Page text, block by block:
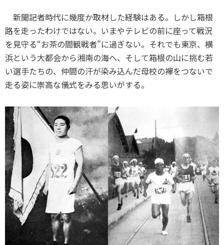
メールマガジン
「SSFニュース」
会員登録
アクセス
個人情報保護方針
ソーシャルメディア運営方針
© 2020
スポーツ・ガバナンス
スポーツボランティア
スポーツ政策・予算
健康とスポーツ
社会づくり
自治体との連携
各教育機関との連携
スポーツ振興団体との連携
【動画】スポーツでアクティブなまちづくり
知る学ぶ
新聞記者時代に幾度か取材した経験はある。しかし箱根
路を走ったわけではない。いまやテレビの前に座って戦況
を見守る“お茶の間観戦者”に過ぎない。それでも東京、横
浜という大都会から湘南の海へ、そして箱根の山に挑む若
い選手たちの、仲間の汗が染み込んだ母校の襷をつないで
走る姿に崇高な儀式をみる思いがする。